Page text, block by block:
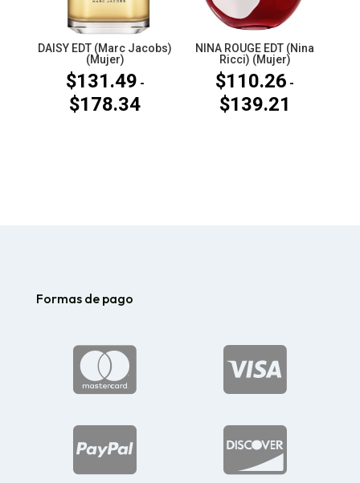
DAISY EDT (Marc Jacobs)
(Mujer)
$131.49 -
$178.34Rango
NINA ROUGE EDT (Nina
Ricci) (Mujer)
$110.26 -
$139.21
Formas de pago



